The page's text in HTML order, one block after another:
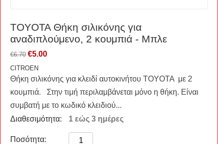
TOYOTA Θήκη σιλικόνης για
αναδιπλούμενο, 2 κουμπιά - Μπλε
€6.70 €5.00
CITROEN
Θήκη σιλικόνης για κλειδί αυτοκινήτου TOYOTA με 2
κουμπιά. Στην τιμή περιλαμβάνεται μόνο η θήκη. Είναι
συμβατή με το κωδικό κλειδιού...
Διαθεσιμότητα:
1 εώς 3 ημέρες
Ποσότητα: